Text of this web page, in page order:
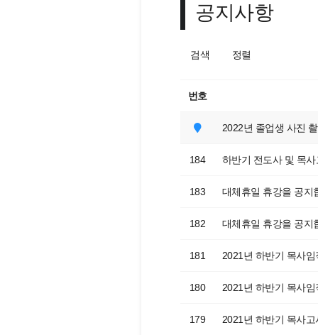
공지사항
검색 정렬
번호
2022년 졸업생 사진
184 하반기 전도사 및 목
183 대체휴일 휴강을 공지
182 대체휴일 휴강을 공지
181 2021년 하반기 목사임
180 2021년 하반기 목사임
179 2021년 하반기 목사고